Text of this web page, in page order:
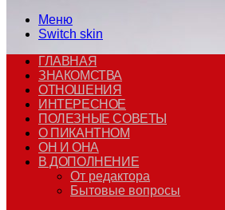
Меню
Switch skin
ГЛАВНАЯ
ЗНАКОМСТВА
ОТНОШЕНИЯ
ИНТЕРЕСНОЕ
ПОЛЕЗНЫЕ СОВЕТЫ
О ПИКАНТНОМ
ОН И ОНА
В ДОПОЛНЕНИЕ
От редактора
Бытовые вопросы